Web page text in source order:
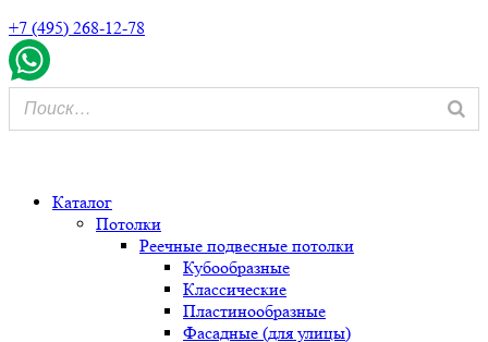
+7 (495) 268-12-78
Каталог
Потолки
Реечные подвесные потолки
Кубообразные
Классические
Пластинообразные
Фасадные (для улицы)